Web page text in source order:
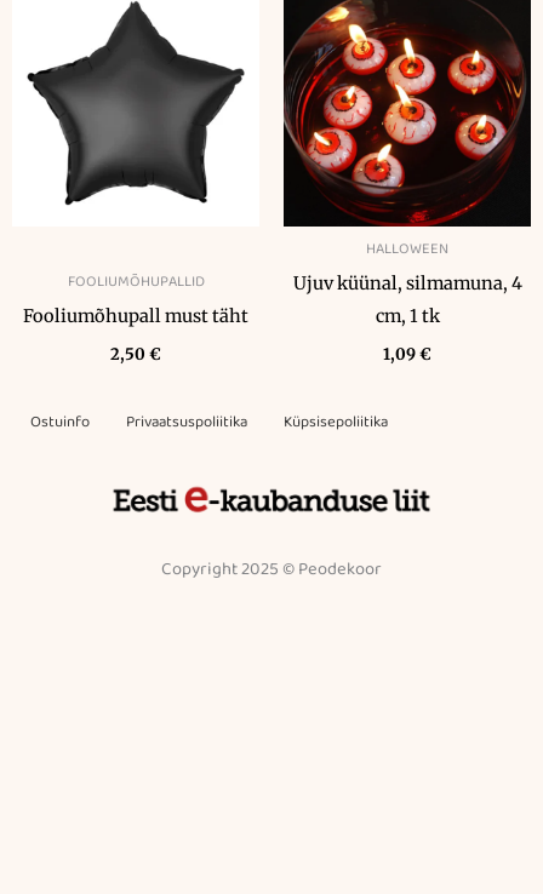
FOOLIUMÕHUPALLID
Fooliumõhupall must täht
2,50 €
HALLOWEEN
Ujuv küünal, silmamuna, 4
cm, 1 tk
1,09€
Ostuinfo Privaatsuspoliitika Küpsisepoliitika
Copyright 2025 © Peodekoor